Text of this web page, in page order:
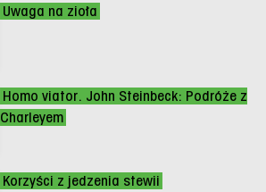
Uwaga na zioła
Homo viator. John Steinbeck: Podróże z
Charleyem
Korzyści z jedzenia stewii